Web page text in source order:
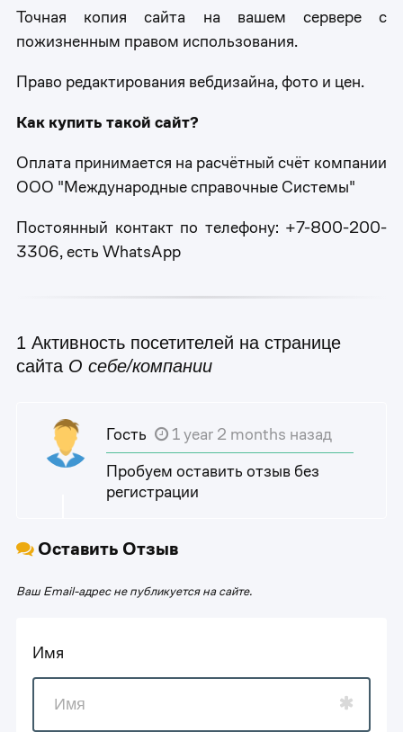
Точная копия сайта на вашем сервере с
пожизненным правом использования.
Право редактирования вебдизайна, фото и цен.
Как купить такой сайт?
Оплата принимается на расчётный счёт компании
ООО "Международные справочные Системы"
Постоянный контакт по телефону: +7-800-200-
3306, есть WhatsApp
1 Активность посетителей на странице
сайта О себе/компании
Гость
1 year 2 months назад
Пробуем оставить отзыв без
регистрации
Оставить Отзыв
Ваш Email-адрес не публикуется на сайте.
Имя